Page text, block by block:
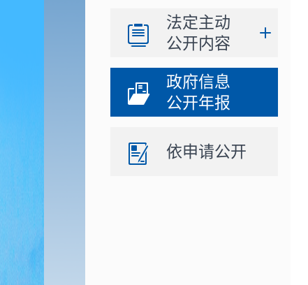
法定主动
公开内容
政府信息
公开年报
依申请公开